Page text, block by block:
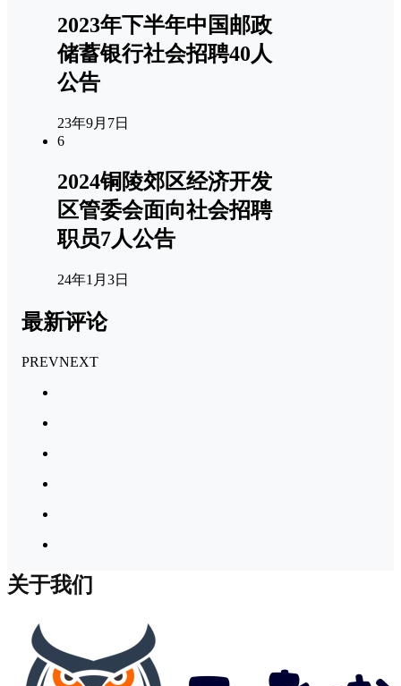
2023年下半年中国邮政
储蓄银行社会招聘40人
公告
23年9月7日
6
2024铜陵郊区经济开发
区管委会面向社会招聘
职员7人公告
24年1月3日
最新评论
PREVNEXT
关于我们